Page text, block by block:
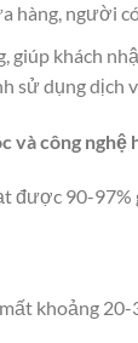
hàng, người
giúp khách
sử dụng dịch
và công
được 90-97%
khoảng